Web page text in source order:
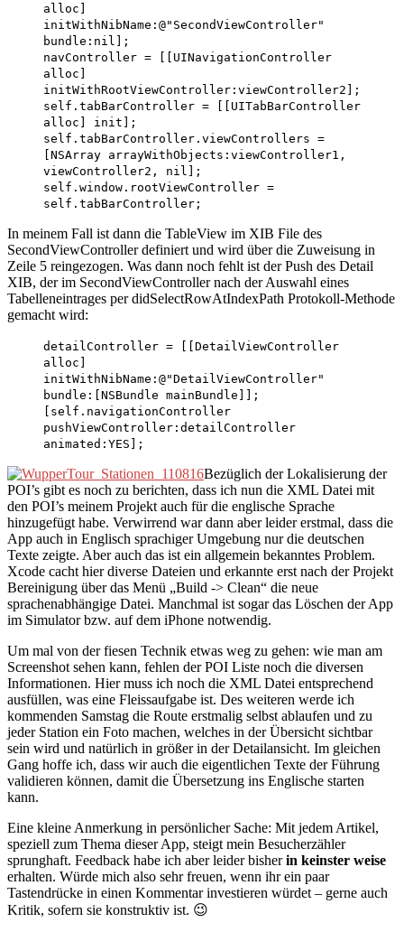
alloc]
initWithNibName:@"SecondViewController"
bundle:nil];
navController = [[UINavigationController
alloc]
initWithRootViewController:viewController2];
self.tabBarController = [[UITabBarController
alloc] init];
self.tabBarController.viewControllers =
[NSArray arrayWithObjects:viewController1,
viewController2, nil];
self.window.rootViewController =
self.tabBarController;
In meinem Fall ist dann die TableView im XIB File des
SecondViewController definiert und wird über die Zuweisung in
Zeile 5 reingezogen. Was dann noch fehlt ist der Push des Detail
XIB, der im SecondViewController nach der Auswahl eines
Tabelleneintrages per didSelectRowAtIndexPath Protokoll-Methode
gemacht wird:
detailController = [[DetailViewController
alloc]
initWithNibName:@"DetailViewController"
bundle:[NSBundle mainBundle]];
[self.navigationController
pushViewController:detailController
animated:YES];
Bezüglich der Lokalisierung der
POI’s gibt es noch zu berichten, dass ich nun die XML Datei mit
den POI’s meinem Projekt auch für die englische Sprache
hinzugefügt habe. Verwirrend war dann aber leider erstmal, dass die
App auch in Englisch sprachiger Umgebung nur die deutschen
Texte zeigte. Aber auch das ist ein allgemein bekanntes Problem.
Xcode cacht hier diverse Dateien und erkannte erst nach der Projekt
Bereinigung über das Menü „Build -> Clean“ die neue
sprachenabhängige Datei. Manchmal ist sogar das Löschen der App
im Simulator bzw. auf dem iPhone notwendig.
Um mal von der fiesen Technik etwas weg zu gehen: wie man am
Screenshot sehen kann, fehlen der POI Liste noch die diversen
Informationen. Hier muss ich noch die XML Datei entsprechend
ausfüllen, was eine Fleissaufgabe ist. Des weiteren werde ich
kommenden Samstag die Route erstmalig selbst ablaufen und zu
jeder Station ein Foto machen, welches in der Übersicht sichtbar
sein wird und natürlich in größer in der Detailansicht. Im gleichen
Gang hoffe ich, dass wir auch die eigentlichen Texte der Führung
validieren können, damit die Übersetzung ins Englische starten
kann.
Eine kleine Anmerkung in persönlicher Sache: Mit jedem Artikel,
speziell zum Thema dieser App, steigt mein Besucherzähler
sprunghaft. Feedback habe ich aber leider bisherin keinster weise
erhalten. Würde mich also sehr freuen, wenn ihr ein paar
Tastendrücke in einen Kommentar investieren würdet – gerne auch
Kritik, sofern sie konstruktiv ist. 😉